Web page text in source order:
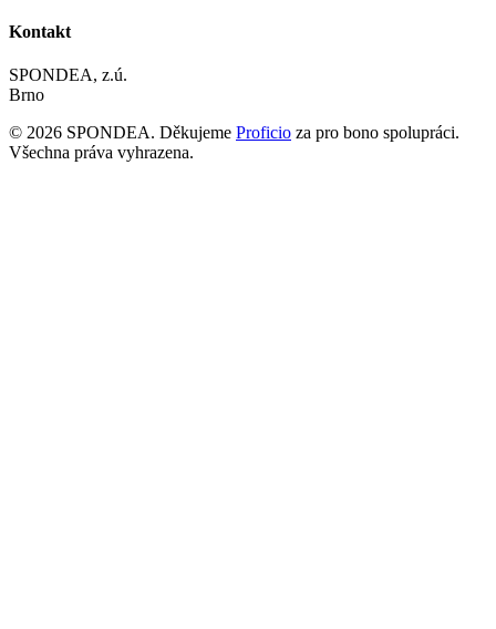
Kontakt
SPONDEA, z.ú.
Brno
© 2026 SPONDEA. Děkujeme Proficio za pro bono spolupráci.
Všechna práva vyhrazena.